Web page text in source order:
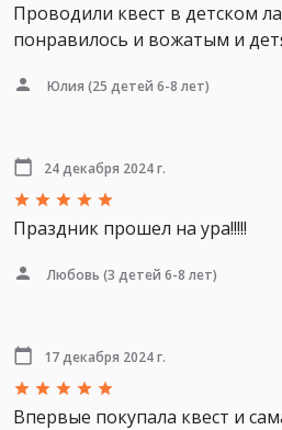
Проводили квест в детском
понравилось и вожатым и
Юлия (25 детей 6-8 лет)
24 декабря 2024 г.
Праздник прошел на ура!!!!!
Любовь (3 детей 6-8 лет)
17 декабря 2024 г.
Впервые покупала квест и